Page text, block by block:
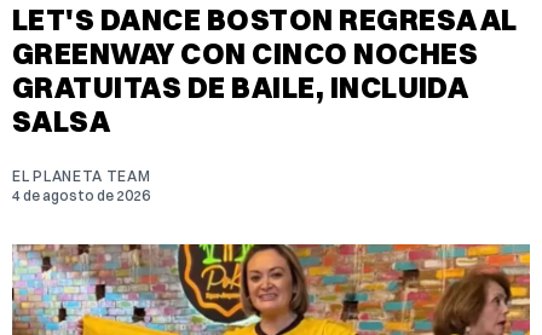
LET'S DANCE BOSTON REGRESA AL
GREENWAY CON CINCO NOCHES
GRATUITAS DE BAILE, INCLUIDA
SALSA
EL PLANETA TEAM
4 de agosto de 2026